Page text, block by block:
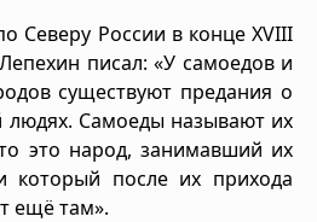
Северу России в конце XVIII
писал: «У самоедов и
существуют предания о
Самоеды называют их
это народ, занимавший их
который после их прихода
ещё там».